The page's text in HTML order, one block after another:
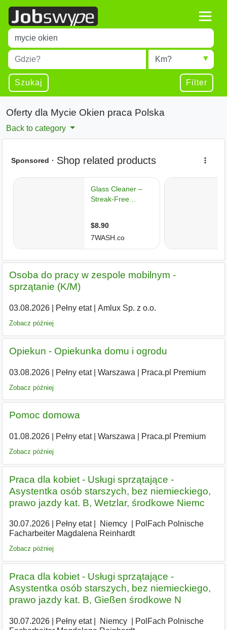
Title
Type 1 or more characters for results.
Miejscowość
Type 1 or more characters for results.
Radius
Szukaj Filter
Oferty dla Mycie Okien praca Polska
Back to category
Osoba do pracy w zespole mobilnym -
sprzątanie (K/M)
03.08.2026| Pełny etat| Amlux Sp. z o.o.
Zobacz później
Opiekun - Opiekunka domu i ogrodu
03.08.2026| Pełny etat| Warszawa Praca.pl Premium
Zobacz później
Pomoc domowa
01.08.2026| Pełny etat| Warszawa Praca.pl Premium
Zobacz później
Praca dla kobiet - Usługi sprzątające -
Asystentka osób starszych, bez niemieckiego,
prawo jazdy kat. B, Wetzlar, środkowe Niemc
30.07.2026| Pełny etat| Niemcy
PolFach Polnische
Facharbeiter Magdalena Reinhardt
Zobacz później
Praca dla kobiet - Usługi sprzątające -
Asystentka osób starszych, bez niemieckiego,
prawo jazdy kat. B, Gießen środkowe N
30.07.2026| Pełny etat| Niemcy
PolFach Polnische